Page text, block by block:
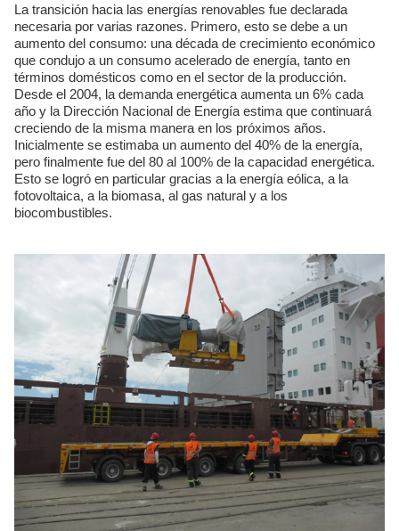
La transición hacia las energías renovables fue declarada
necesaria por varias razones. Primero, esto se debe a un
aumento del consumo: una década de crecimiento económico
que condujo a un consumo acelerado de energía, tanto en
términos domésticos como en el sector de la producción.
Desde el 2004, la demanda energética aumenta un 6% cada
año y la Dirección Nacional de Energía estima que continuará
creciendo de la misma manera en los próximos años.
Inicialmente se estimaba un aumento del 40% de la energía,
pero finalmente fue del 80 al 100% de la capacidad energética.
Esto se logró en particular gracias a la energía eólica, a la
fotovoltaica, a la biomasa, al gas natural y a los
biocombustibles.